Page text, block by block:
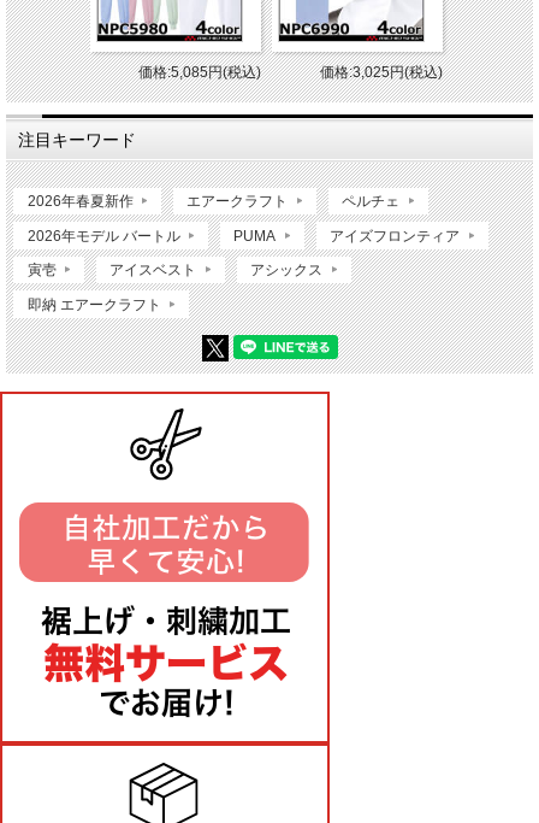
価格:5,085円(税込) 価格:3,025円(税込)
注目キーワード
2026年春夏新作 エアークラフト ペルチェ
2026年モデル バートル PUMA アイズフロンティア
寅壱 アイスベスト アシックス
即納 エアークラフト